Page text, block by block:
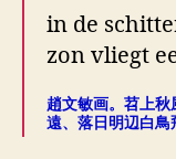
in de
zon vliegt
趙文敏画。苕上
遠、落日明辺白鳥